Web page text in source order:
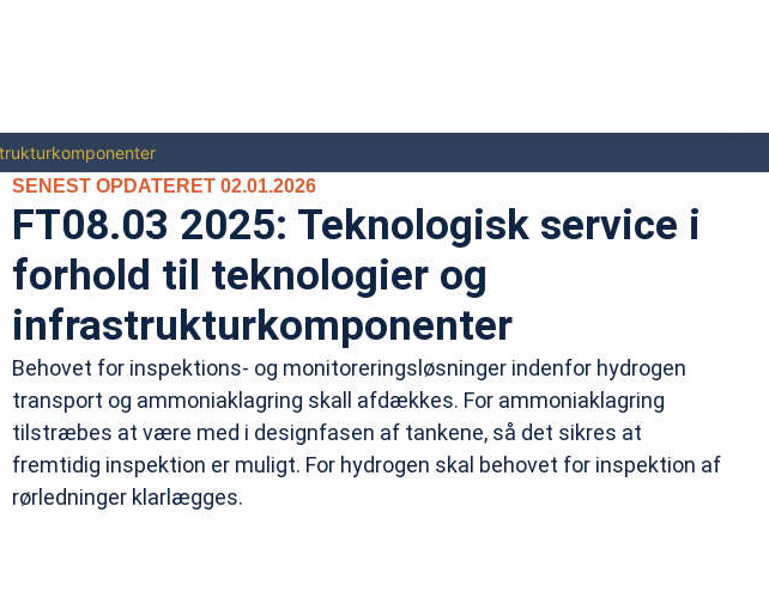
SENEST OPDATERET 02.01.2026
FT08.03 2025: Teknologisk service i
forhold til teknologier og
infrastrukturkomponenter
Behovet for inspektions- og monitoreringsløsninger indenfor hydrogen
transport og ammoniaklagring skall afdækkes. For ammoniaklagring
tilstræbes at være med i designfasen af tankene, så det sikres at
fremtidig inspektion er muligt. For hydrogen skal behovet for inspektion af
rørledninger klarlægges.